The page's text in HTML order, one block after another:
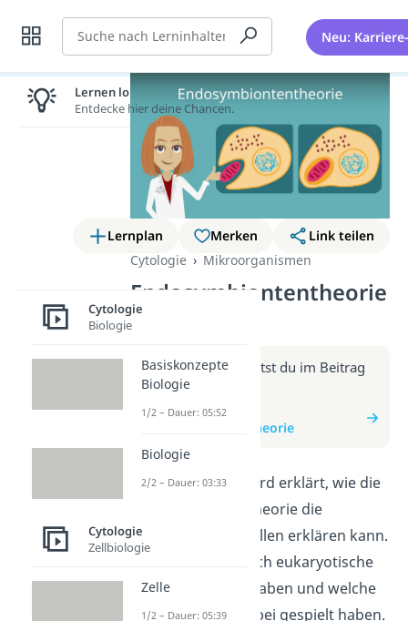
Suche Neu:
Lernplan Merken
Link teilen
Cytologie
Mikroorganismen
Endosymbiontentheorie
(Video)
Weitere Infos erhältst du im Beitrag
zum Video
zum Beitrag:
Endosymbiontentheorie
In diesem Video wird erklärt, wie die
Endosymbiontentheorie die
Entstehung von Zellen erklären kann.
Du erfährst, wie sich eukaryotische
Zellen entwickelt haben und welche
Rolle Bakterien dabei gespielt haben.
Lernen lohnt sich!
Entdecke hier deine Chancen.
Cytologie
Biologie
Basiskonzepte
Biologie
1/2 – Dauer: 05:52
Biologie
2/2 – Dauer: 03:33
Cytologie
Zellbiologie
Zelle
1/2 – Dauer: 05:39